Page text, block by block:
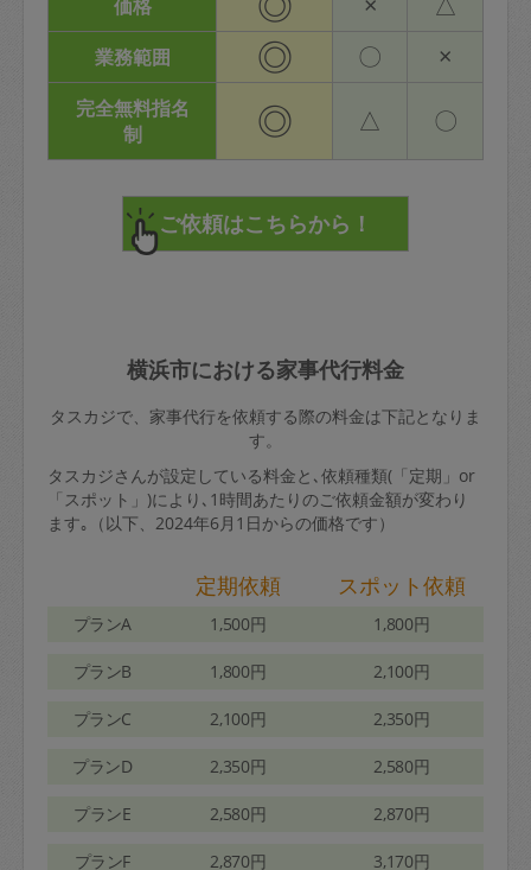
価格
業務範囲 ◎ 〇 ×
完全無料指名
制
◎ △ 〇
横浜市における家事代行料金
タスカジで、家事代行を依頼する際の料金は下記となりま
す。
タスカジさんが設定している料金と､依頼種類(「定期」or
「スポット」)により､1時間あたりのご依頼金額が変わり
ます｡（以下、2024年6月1日からの価格です）
定期依頼 スポット依頼
プランA 1,500円 1,800円
プランB 1,800円 2,100円
プランC 2,100円 2,350円
プランD 2,350円 2,580円
プランE 2,580円 2,870円
プランF 2,870円 3,170円